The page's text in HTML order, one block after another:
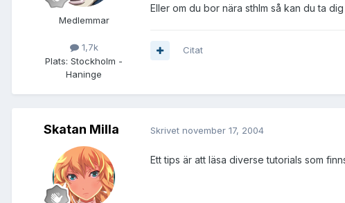
Medlemmar
1,7k
Plats: Stockholm -
Haninge
Eller om du bor nära sthlm så kan du ta
Citat
Skatan Milla Skrivet november 17, 2004
Ett tips är att läsa diverse tutorials som